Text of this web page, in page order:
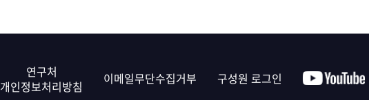
연구처
개인정보처리방침
이메일무단수집거부 구성원 로그인